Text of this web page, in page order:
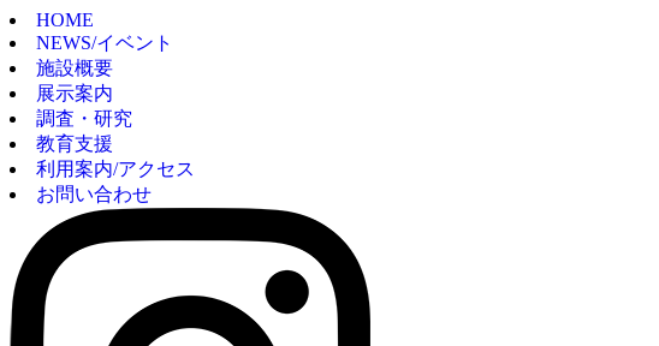
HOME
NEWS/イベント
施設概要
展示案内
調査・研究
教育支援
利用案内/アクセス
お問い合わせ